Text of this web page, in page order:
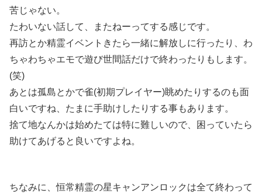
苦じゃない。
たわいない話して、またねーってする感じです。
再訪とか精霊イベントきたら一緒に解放しに行ったり、わ
ちゃわちゃエモで遊び世間話だけで終わったりもします。
(笑)
あとは孤島とかで雀(初期プレイヤー)眺めたりするのも面
白いですね、たまに手助けしたりする事もあります。
捨て地なんかは始めたては特に難しいので、困っていたら
助けてあげると良いですよね。
ちなみに、恒常精霊の星キャンアンロックは全て終わって